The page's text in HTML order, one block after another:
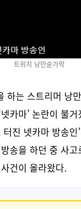
트위치 낭만숟가락
하는 스트리머 낭
카마’ 논란이 불
터진 넷카마 방송인
송을 하던 중 사
건이 올라왔다.